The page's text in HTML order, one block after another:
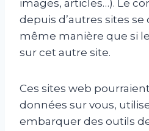
images, articles…). Le
depuis d’autres sites
même manière que si
sur cet autre site.
Ces sites web
données sur vous,
embarquer des outils